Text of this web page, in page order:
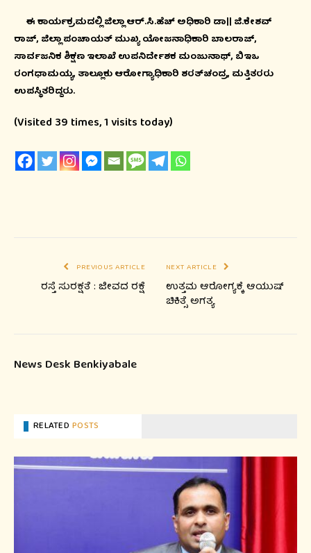
ಈ ಕಾರ್ಯಕ್ರಮದಲ್ಲಿ ಜಿಲ್ಲಾ ಆರ್.ಸಿ.ಹೆಚ್ ಅಧಿಕಾರಿ ಡಾ|| ಜಿ.ಕೇಶವ್
ರಾಜ್, ಜಿಲ್ಲಾ ಪಂಚಾಯತ್ ಮುಖ್ಯ ಯೋಜನಾಧಿಕಾರಿ ಬಾಲರಾಜ್,
ಸಾರ್ವಜನಿಕ ಶಿಕ್ಷಣ ಇಲಾಖೆ ಉಪನಿರ್ದೇಶಕ ಮಂಜುನಾಥ್, ಬಿಇಒ
ರಂಗಧಾಮಯ್ಯ, ತಾಲ್ಲೂಕು ಆರೋಗ್ಯಾಧಿಕಾರಿ ಶರತ್‍ಚಂದ್ರ, ಮತ್ತಿತರರು
ಉಪಸ್ಥಿತರಿದ್ದರು.
(Visited 39 times, 1 visits today)
PREVIOUS ARTICLE
ರಸ್ತೆ ಸುರಕ್ಷತೆ : ಜೀವದ ರಕ್ಷೆ
NEXT ARTICLE
ಉತ್ತಮ ಆರೋಗ್ಯಕ್ಕೆ ಆಯುಷ್
ಚಿಕಿತ್ಸೆ ಅಗತ್ಯ
News Desk Benkiyabale
RELATEDPOSTS